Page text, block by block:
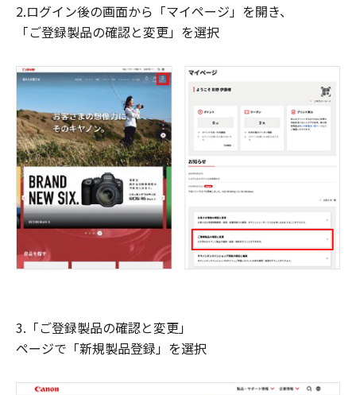
2.ログイン後の画面から「マイページ」を開き、
「ご登録製品の確認と変更」を選択
3.「ご登録製品の確認と変更」
ページで「新規製品登録」を選択